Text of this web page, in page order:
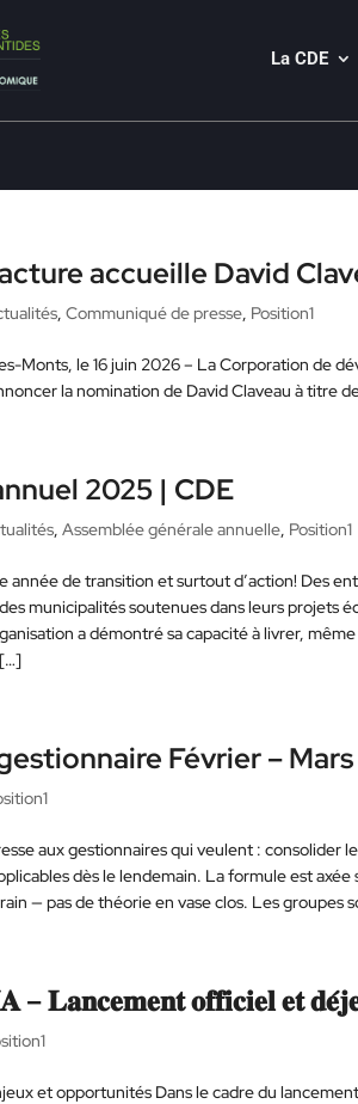
La CDE
accueille David
,Communiqué de presse, Position1
Monts, le 16 juin 2026 – La Corporation de
la nomination de David Claveau à titre
2025 | CDE
,Assemblée générale annuelle, Position1
année de transition et surtout d’action! Des
municipalités soutenues dans leurs projets
a démontré sa capacité à livrer,
Février –
aux gestionnaires qui veulent :
dès le lendemain. La formule est
— pas de théorie en vase clos. Les
– 𝐋𝐚𝐧𝐜𝐞𝐦𝐞𝐧𝐭 𝐨𝐟𝐟𝐢𝐜𝐢𝐞𝐥 𝐞𝐭
et opportunités Dans le cadre du